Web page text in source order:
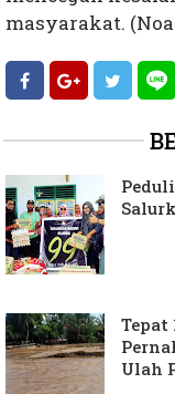
masyarakat.
Tepat
Ulah